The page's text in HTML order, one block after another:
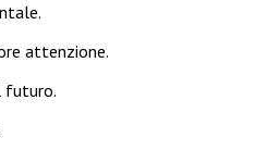
attenzione.
futuro.